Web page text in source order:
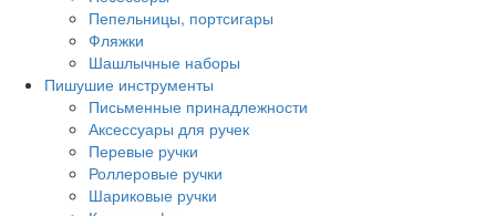
Пепельницы, портсигары
Фляжки
Шашлычные наборы
Пишушие инструменты
Письменные принадлежности
Аксессуары для ручек
Перевые ручки
Роллеровые ручки
Шариковые ручки